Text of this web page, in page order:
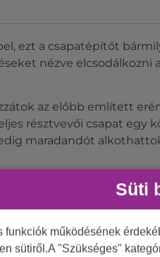
ezt a csapatépítőt
nézve elcsodálkozni
az előbb említett
résztvevői csapat egy
maradandót
Süti
működésének
sütiről.A "Szükséges"